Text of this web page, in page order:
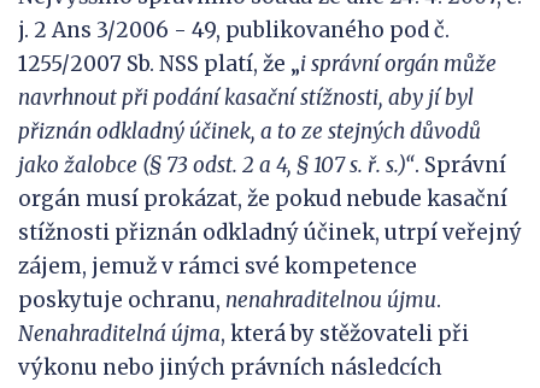
j. 2 Ans 3/2006 - 49, publikovaného pod č.
1255/2007 Sb. NSS platí, že „i správní orgán může
navrhnout připodání kasační stížnosti, aby jí byl
přiznán odkladný účinek, a to ze stejných důvodů
jako žalobce (§ 73 odst. 2 a 4, § 107 s. ř. s.)“. Správní
orgán musí prokázat, že pokud nebude kasační
stížnosti přiznán odkladný účinek, utrpí veřejný
zájem, jemuž v rámci své kompetence
poskytuje ochranu, nenahraditelnou újmu.
Nenahraditelná újma, která by stěžovateli při
výkonu nebo jiných právních následcích